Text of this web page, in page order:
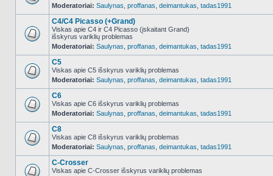
NO_UNREAD_POSTS
Moderatoriai: Saulynas proffanas deimantukas tadas1991
NO_UNREAD_POSTS
C4/C4 Picasso (+Grand)
Viskas apie C4 ir C4 Picasso (įskaitant Grand)
išskyrus variklių problemas
Moderatoriai: Saulynas proffanas deimantukas tadas1991
NO_UNREAD_POSTS
C5
Viskas apie C5 išskyrus variklių problemas
Moderatoriai: Saulynas proffanas deimantukas tadas1991
NO_UNREAD_POSTS
C6
Viskas apie C6 išskyrus variklių problemas
Moderatoriai: Saulynas proffanas deimantukas tadas1991
NO_UNREAD_POSTS
C8
Viskas apie C8 išskyrus variklių problemas
Moderatoriai: Saulynas proffanas deimantukas tadas1991
C-Crosser
Viskas apie C-Crosser išskyrus variklių problemas